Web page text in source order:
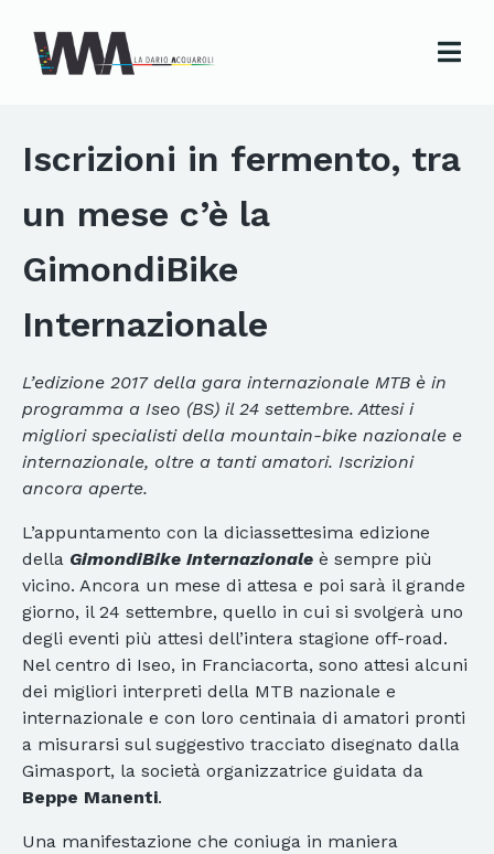
Iscrizioni in fermento, tra
un mese c’è la
GimondiBike
Internazionale
L’edizione 2017 della gara internazionale MTB è in
programma a Iseo (BS) il 24 settembre. Attesi i
migliori specialisti della mountain-bike nazionale e
internazionale, oltre a tanti amatori. Iscrizioni
ancora aperte.
L’appuntamento con la diciassettesima edizione
della GimondiBike Internazionale è sempre più
vicino. Ancora un mese di attesa e poi sarà il grande
giorno, il 24 settembre, quello in cui si svolgerà uno
degli eventi più attesi dell’intera stagione off-road.
Nel centro di Iseo, in Franciacorta, sono attesi alcuni
dei migliori interpreti della MTB nazionale e
internazionale e con loro centinaia di amatori pronti
a misurarsi sul suggestivo tracciato disegnato dalla
Gimasport, la società organizzatrice guidata da
Beppe Manenti.
Una manifestazione che coniuga in maniera